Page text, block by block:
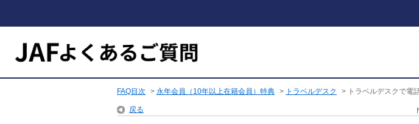
FAQ目次 > 永年会員（10年以上在籍会員）特典 > トラベルデスク > トラベルデスクで電
戻る